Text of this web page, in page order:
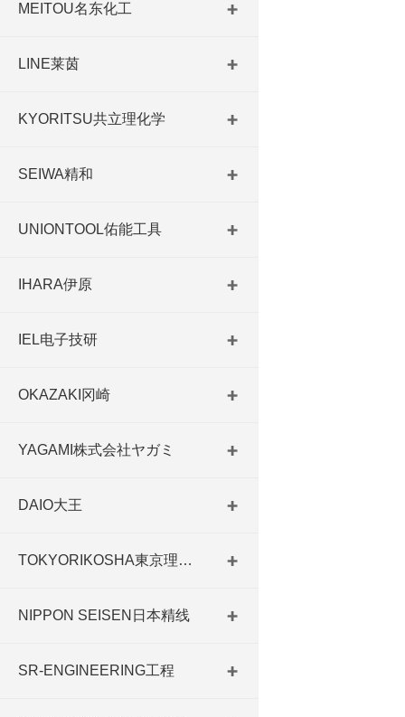
MEITOU名东化工
LINE莱茵
KYORITSU共立理化学
SEIWA精和
UNIONTOOL佑能工具
IHARA伊原
IEL电子技研
OKAZAKI冈崎
YAGAMI株式会社ヤガミ
DAIO大王
TOKYORIKOSHA東京理工舎
NIPPON SEISEN日本精线
SR-ENGINEERING工程